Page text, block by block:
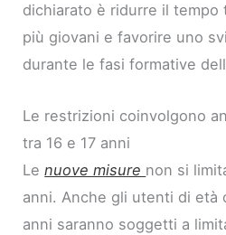
dichiarato è ridurre il tempo
più giovani e favorire uno
durante le fasi formative
Le restrizioni coinvolgono
tra 16 e 17 anni
Lenuove misure non si
anni. Anche gli utenti di età
anni saranno soggetti a